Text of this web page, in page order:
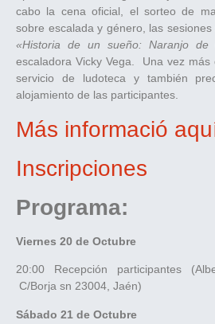
cabo la cena oficial, el sorteo de
sobre escalada y género, las
«Historia de un sueño: Naranjo de
escaladora Vicky Vega. Una vez más
servicio de ludoteca y también
alojamiento de las participantes.
Más informació
Inscripciones
Programa:
Viernes 20 de Octubre
20:00 Recepción participantes
C/Borja sn 23004, Jaén)
Sábado 21 de Octubre